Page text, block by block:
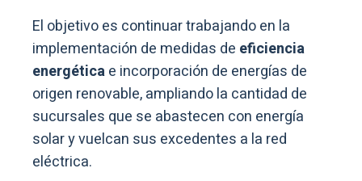
El objetivo es continuar trabajando en la
implementación de medidas de eficiencia
energéticae incorporación de energías de
origen renovable, ampliando la cantidad de
sucursales que se abastecen con energía
solar y vuelcan sus excedentes a la red
eléctrica.